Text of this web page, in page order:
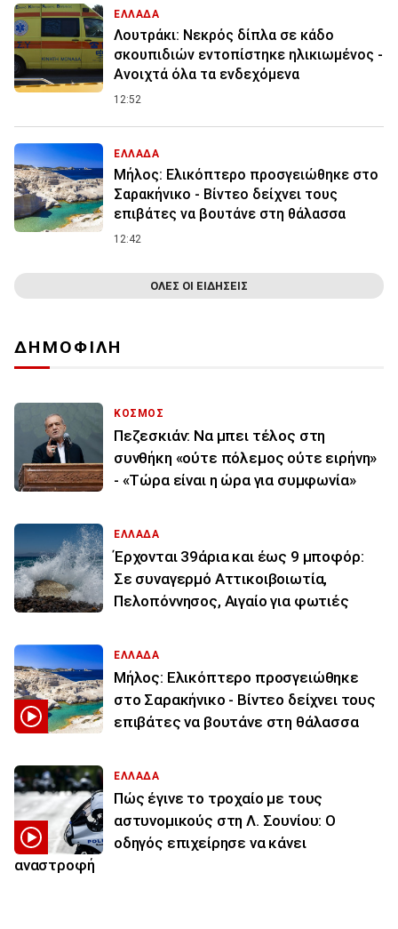
ΕΛΛΑΔΑ
Λουτράκι: Νεκρός δίπλα σε κάδο
σκουπιδιών εντοπίστηκε ηλικιωμένος -
Ανοιχτά όλα τα ενδεχόμενα
12:52
ΕΛΛΑΔΑ
Μήλος: Ελικόπτερο προσγειώθηκε στο
Σαρακήνικο - Βίντεο δείχνει τους
επιβάτες να βουτάνε στη θάλασσα
12:42
ΟΛΕΣ ΟΙ ΕΙΔΗΣΕΙΣ
ΔΗΜΟΦΙΛΗ
ΚΟΣΜΟΣ
Πεζεσκιάν: Να μπει τέλος στη
συνθήκη «ούτε πόλεμος ούτε ειρήνη»
- «Τώρα είναι η ώρα για συμφωνία»
ΕΛΛΑΔΑ
Έρχονται 39άρια και έως 9 μποφόρ:
Σε συναγερμό Αττικοιβοιωτία,
Πελοπόννησος, Αιγαίο για φωτιές
ΕΛΛΑΔΑ
Μήλος: Ελικόπτερο προσγειώθηκε
στο Σαρακήνικο - Βίντεο δείχνει τους
επιβάτες να βουτάνε στη θάλασσα
ΕΛΛΑΔΑ
Πώς έγινε το τροχαίο με τους
αστυνομικούς στη Λ. Σουνίου: Ο
οδηγός επιχείρησε να κάνει
αναστροφή